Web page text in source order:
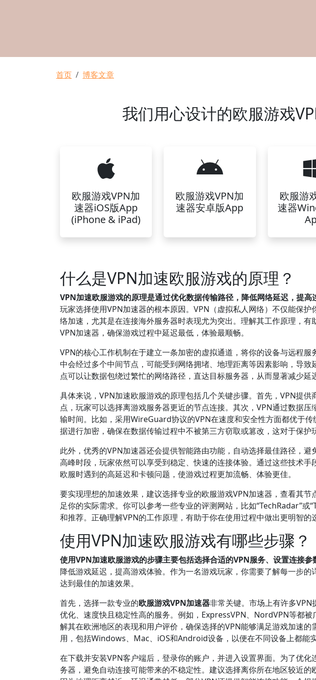
面包屑
首页 博客文章
我们用心设计的欧服游戏
欧服游戏VPN加
速器iOS版App
(iPhone & iPad)
欧服游戏VPN加
速器安卓版App
欧服游
速器
什么是VPN加速欧服游戏的原理？
VPN加速欧服游戏的原理是通过优化数据传输路径，降低网络延迟，提高
玩家选择使用VPN加速器的根本原因。VPN（虚拟私人网络）不仅能保
络加速，尤其是在连接海外服务器时表现尤为突出。理解其工作原理，
VPN加速器，确保游戏过程中延迟最低，体验最顺畅。
VPN的核心工作机制在于建立一条加密的虚拟通道，将你的设备与远程
中会经过多个中间节点，可能受到网络拥堵、地理距离等因素影响，导
点可以让数据包绕过繁忙的网络路径，直达目标服务器，从而显著减少延
具体来说，VPN加速欧服游戏的原理包括几个关键步骤。首先，VPN提
点，玩家可以选择离游戏服务器更近的节点连接。其次，VPN通过数据
输时间。比如，采用WireGuard协议的VPN在速度和安全性方面都优于
据进行加密，确保在数据传输过程中不被第三方窃取或篡改，这对于保护
此外，优秀的VPN加速器还会提供智能路由功能，自动选择最佳路径，
高峰时段，玩家依然可以享受到稳定、快速的连接体验。通过这些技术
欧服时遇到的高延迟和卡顿问题，使游戏过程更加流畅、体验更佳。
要实现理想的加速效果，建议选择专业的欧服游戏VPN加速器，查看其
足你的实际需求。你可以参考一些专业的评测网站，比如“TechRadar”或
和推荐。正确理解VPN的工作原理，有助于你在使用过程中做出更明智的
使用VPN加速欧服游戏有哪些步骤？
使用VPN加速欧服游戏的步骤主要包括选择合适的VPN服务、设置连接参
降低游戏延迟，提高游戏体验。作为一名游戏玩家，你需要了解每一步
达到最佳的加速效果。
首先，选择一款专业的欧服游戏VPN加速器非常关键。市场上有许多
优化、速度快且稳定性高的服务。例如，ExpressVPN、NordVPN等都
解其在欧洲地区的表现和用户评价，确保选择的VPN能够满足游戏加速
用，包括Windows、Mac、iOS和Android设备，以便在不同设备上都能实
在下载并安装VPN客户端后，登录你的账户，并进入设置界面。为了优
务器，避免自动连接可能带来的不稳定性。建议选择离你所在地区较近的